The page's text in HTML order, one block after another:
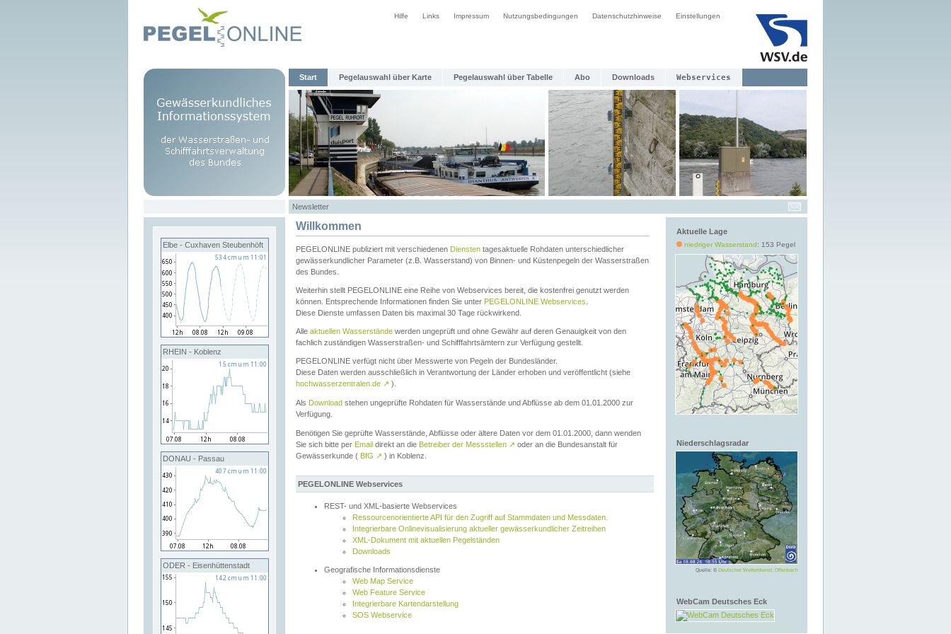
Hilfe Links Impressum Nutzungsbedingungen Datenschutzhinweise Einstellungen
Start Pegelauswahl über Karte Pegelauswahl über Tabelle Abo Downloads Webservices
Newsletter
Elbe - Cuxhaven Steubenhöft
RHEIN - Koblenz
DONAU - Passau
ODER - Eisenhüttenstadt
Aktuelle Lage
niedriger Wasserstand: 153 Pegel
Niederschlagsradar
Quelle: © Deutscher Wetterdienst, Offenbach
WebCam Deutsches Eck
Willkommen
PEGELONLINE publiziert mit verschiedenen Diensten tagesaktuelle Rohdaten unterschiedlicher
gewässerkundlicher Parameter (z.B. Wasserstand) von Binnen- und Küstenpegeln der Wasserstraßen
des Bundes.
Weiterhin stellt PEGELONLINE eine Reihe von Webservices bereit, die kostenfrei genutzt werden
können. Entsprechende Informationen finden Sie unter PEGELONLINE Webservices
Diese Dienste umfassen Daten bis maximal 30 Tage rückwirkend.
Alle aktuellen Wasserstände werden ungeprüft und ohne Gewähr auf deren Genauigkeit von den
fachlich zuständigen Wasserstraßen- und Schifffahrtsämtern zur Verfügung gestellt.
PEGELONLINE verfügt nicht über Messwerte von Pegeln der Bundesländer.
Diese Daten werden ausschließlich in Verantwortung der Länder erhoben und veröffentlicht (siehe
hochwasserzentralen.de ↗ ).
Als Download stehen ungeprüfte Rohdaten für Wasserstände und Abflüsse ab dem 01.01.2000 zur
Verfügung.
Benötigen Sie geprüfte Wasserstände, Abflüsse oder ältere Daten vor dem 01.01.2000, dann wenden
Sie sich bitte per Email direkt an die Betreiber der Messstellen ↗ oder an die Bundesanstalt für
Gewässerkunde ( BfG ↗ ) in Koblenz.
PEGELONLINE Webservices
REST- und XML-basierte Webservices
Ressourcenorientierte API für den Zugriff auf Stammdaten und Messdaten.
Integrierbare Onlinevisualisierung aktueller gewässerkundlicher Zeitreihen
XML-Dokument mit aktuellen Pegelständen
Downloads
Geografische Informationsdienste
Web Map Service
Web Feature Service
Integrierbare Kartendarstellung
SOS Webservice